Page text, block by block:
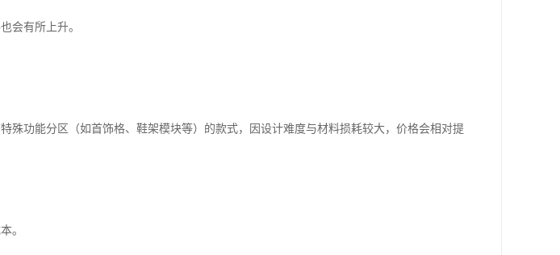
会有所上升。
殊功能分区（如首饰格、鞋架模块等）的款式，因设计难度与材料损耗较大，价格会相对提
。